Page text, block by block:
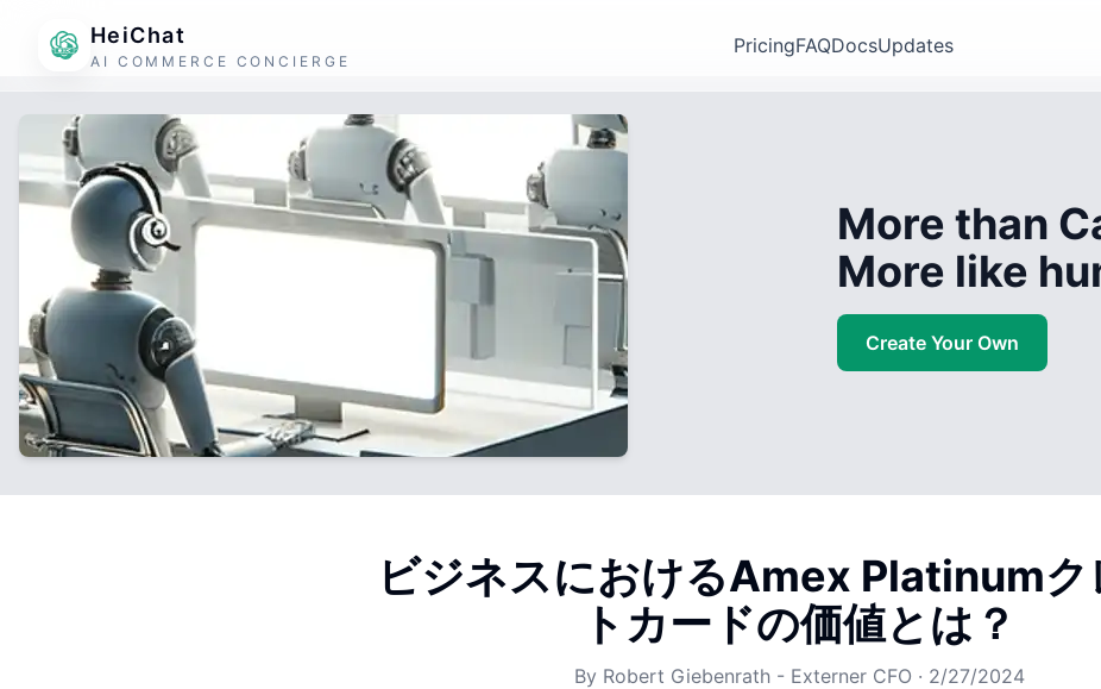
HeiChat
AI COMMERCE CONCIERGE
PricingFAQDocsUpdates
More than
More like
Create Your Own
ビジネスにおけるAmex Platinumク
トカードの価値とは？
By Robert Giebenrath - Externer CFO · 2/27/2024